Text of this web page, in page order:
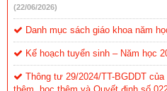
(22/06/2026)
Danh mục sách giáo khoa năm
Kế hoạch tuyển sinh – Năm học
Thông tư 29/2024/TT-BGDDT